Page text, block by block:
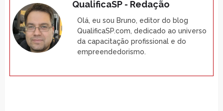
QualificaSP - Redação
Olá, eu sou Bruno, editor do blog
QualificaSP.com, dedicado ao universo
da capacitação profissional e do
empreendedorismo.